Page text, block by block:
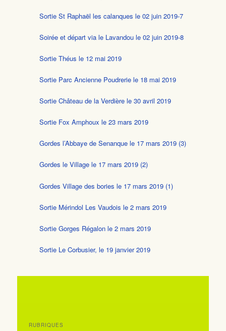
Sortie St Raphaël les calanques le 02 juin 2019-7
Soirée et départ via le Lavandou le 02 juin 2019-8
Sortie Théus le 12 mai 2019
Sortie Parc Ancienne Poudrerie le 18 mai 2019
Sortie Château de la Verdière le 30 avril 2019
Sortie Fox Amphoux le 23 mars 2019
Gordes l’Abbaye de Senanque le 17 mars 2019 (3)
Gordes le Village le 17 mars 2019 (2)
Gordes Village des bories le 17 mars 2019 (1)
Sortie Mérindol Les Vaudois le 2 mars 2019
Sortie Gorges Régalon le 2 mars 2019
Sortie Le Corbusier, le 19 janvier 2019
RUBRIQUES